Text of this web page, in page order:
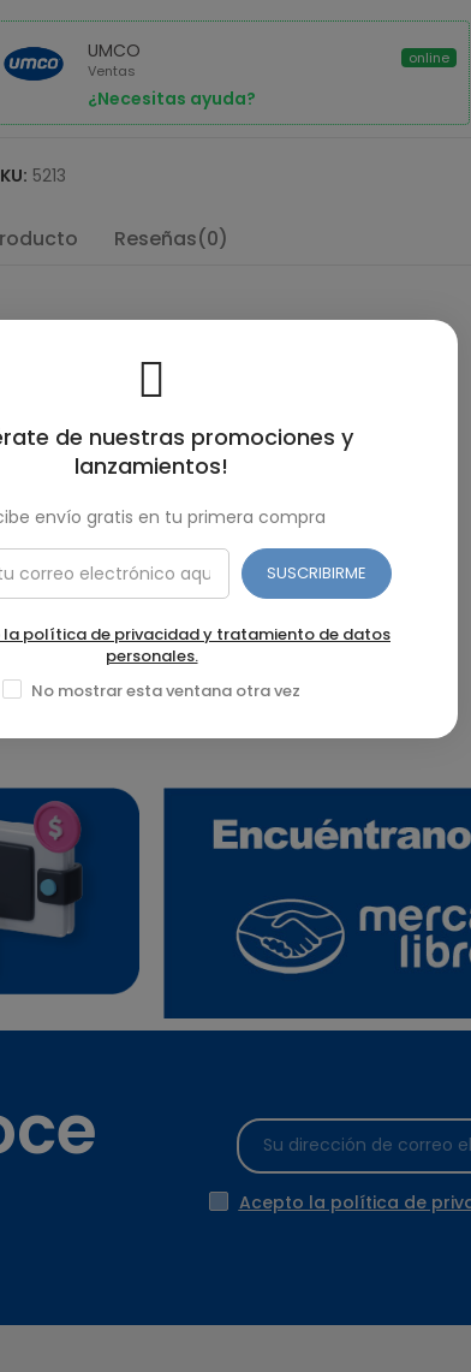
UMCO
Ventas
¿Necesitas ayuda?
online
5213
Reseñas(0)
Acepto la política de
de nuestras promociones y
lanzamientos!
envío gratis en tu primera compra
SUSCRIBIRME
política de privacidad y tratamiento de datos
personales.
No mostrar esta ventana otra vez